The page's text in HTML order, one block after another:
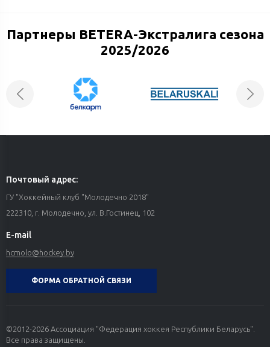
Партнеры BETERA-Экстралига сезона
2025/2026
Почтовый адрес:
ГУ "Хоккейный клуб "Молодечно 2018"
222310, г. Молодечно, ул. В.Гостинец, 102
E-mail
hcmolo@hockey.by
ФОРМА ОБРАТНОЙ СВЯЗИ
©2012-2026 Ассоциация "Федерация хоккея Республики Беларусь".
Все права защищены.